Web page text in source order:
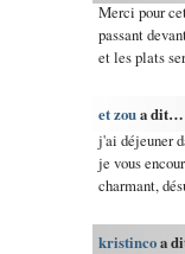
Merci pour
passant
et les plats
et zoua dit…
j'ai déjeuner
je vous
charmant,
kristincoa